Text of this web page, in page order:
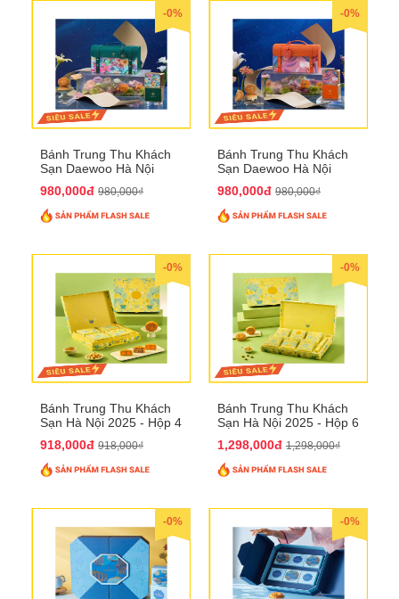
-0%
Bánh Trung Thu Khách
Sạn Daewoo Hà Nội
QTTT30
980,000đ 980,000₫
-0%
Bánh Trung Thu Khách
Sạn Daewoo Hà Nội
QTTT31
980,000đ 980,000₫
-0%
Bánh Trung Thu Khách
Sạn Hà Nội 2025 - Hộp 4
918,000đ 918,000₫
-0%
Bánh Trung Thu Khách
Sạn Hà Nội 2025 - Hộp 6
1,298,000đ 1,298,000₫
-0% -0%